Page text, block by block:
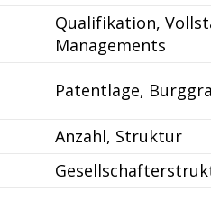
Qualifikation,
Managements
Patentlage,
Anzahl, Struktur